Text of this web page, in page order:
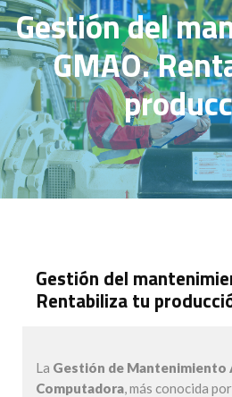
Gestión del
GMAO.
Gestión del
Rentabiliza tu
La Gestión de Mantenimiento
Computadora, más conocida